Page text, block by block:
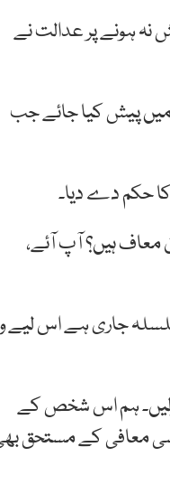
نہ ہونے پر عدالت نے
میں پیش کیا جائے جب
کا حکم دے دیا۔
ہیں؟ آپ آئے،
سلسلہ جاری ہے اس لیے
ہم اس شخص کے
کسی معافی کے مستحق